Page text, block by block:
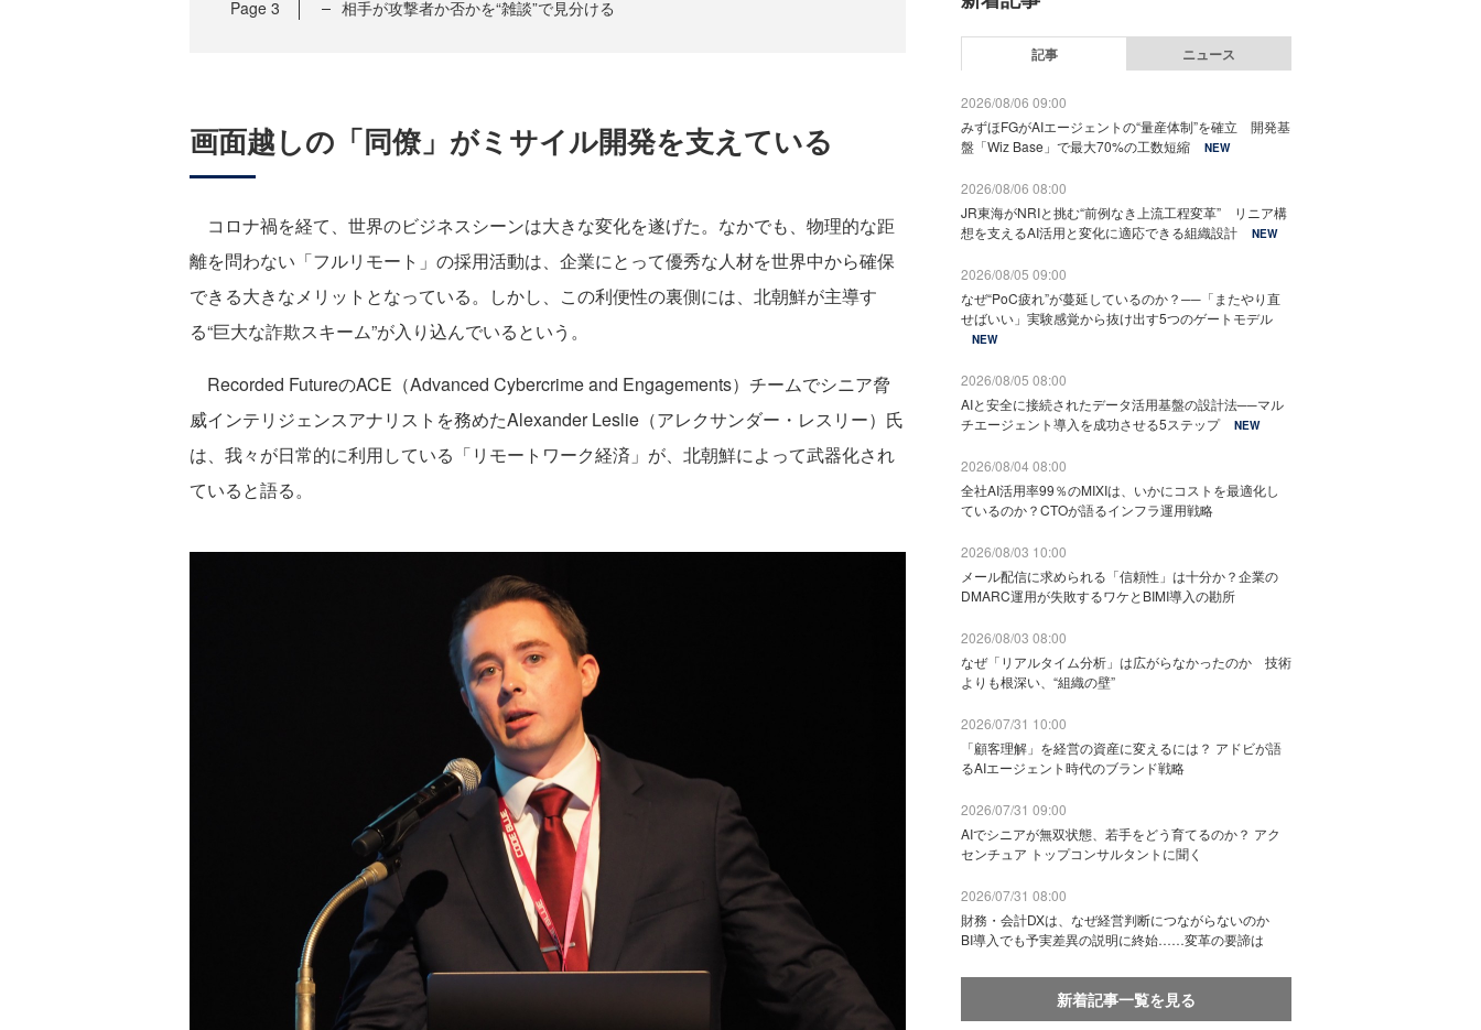
Page 3 相手が攻撃者か否かを“雑談”で見分ける
画面越しの「同僚」がミサイル開発を支えている
コロナ禍を経て、世界のビジネスシーンは大きな変化を遂げた。なかでも、物理的な距
離を問わない「フルリモート」の採用活動は、企業にとって優秀な人材を世界中から確保
できる大きなメリットとなっている。しかし、この利便性の裏側には、北朝鮮が主導す
る“巨大な詐欺スキーム”が入り込んでいるという。
Recorded FutureのACE（Advanced Cybercrime and Engagements）チームでシニア脅
威インテリジェンスアナリストを務めたAlexander Leslie（アレクサンダー・レスリー）氏
は、我々が日常的に利用している「リモートワーク経済」が、北朝鮮によって武器化され
ていると語る。
記事 ニュース
2026/08/06 09:00
みずほFGがAIエージェントの“量産体制”を確立 開発基
盤「Wiz Base」で最大70%の工数短縮
NEW
2026/08/06 08:00
JR東海がNRIと挑む“前例なき上流工程変革” リニア構
想を支えるAI活用と変化に適応できる組織設計
NEW
2026/08/05 09:00
なぜ“PoC疲れ”が蔓延しているのか？──「またやり直
せばいい」実験感覚から抜け出す5つのゲートモデル
NEW
2026/08/05 08:00
AIと安全に接続されたデータ活用基盤の設計法──マル
チエージェント導入を成功させる5ステップ
NEW
2026/08/04 08:00
全社AI活用率99％のMIXIは、いかにコストを最適化し
ているのか？CTOが語るインフラ運用戦略
2026/08/03 10:00
メール配信に求められる「信頼性」は十分か？企業の
DMARC運用が失敗するワケとBIMI導入の勘所
2026/08/03 08:00
なぜ「リアルタイム分析」は広がらなかったのか 技術
よりも根深い、“組織の壁”
2026/07/31 10:00
「顧客理解」を経営の資産に変えるには？ アドビが語
るAIエージェント時代のブランド戦略
2026/07/31 09:00
AIでシニアが無双状態、若手をどう育てるのか？ アク
センチュア トップコンサルタントに聞く
2026/07/31 08:00
財務・会計DXは、なぜ経営判断につながらないのか
BI導入でも予実差異の説明に終始……変革の要諦は
新着記事一覧を見る